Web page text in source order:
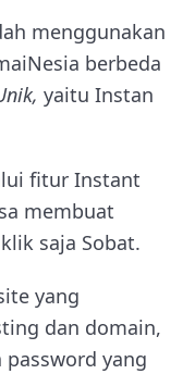
menggunakan
berbeda
yaitu Instan
fitur Instant
membuat
saja Sobat.
yang
dan domain,
yang